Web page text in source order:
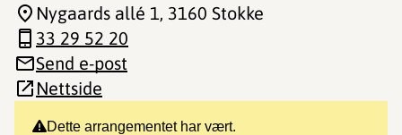
Dette arrangementet har vært.
Nygaards allé 1, 3160 Stokke
33 29 52 20
Send e-post
Nettside